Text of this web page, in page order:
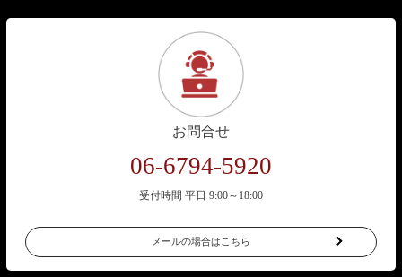
お問合せ
06-6794-5920
受付時間 平日 9:00～18:00
メールの場合はこちら